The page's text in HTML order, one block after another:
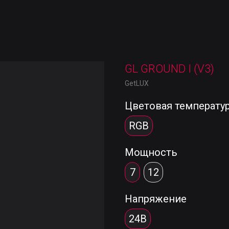
GL GROUND I (V3)
GetLUX
Цветовая
RGB
Мощность
7
12
Напряжение
24В